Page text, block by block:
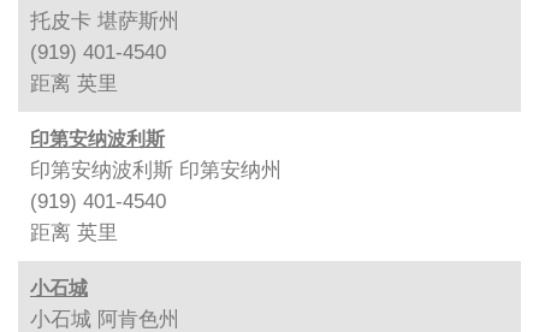
托皮卡 堪萨斯州
(919) 401-4540
距离 英里
印第安纳波利斯
印第安纳波利斯 印第安纳州
(919) 401-4540
距离 英里
小石城
小石城 阿肯色州